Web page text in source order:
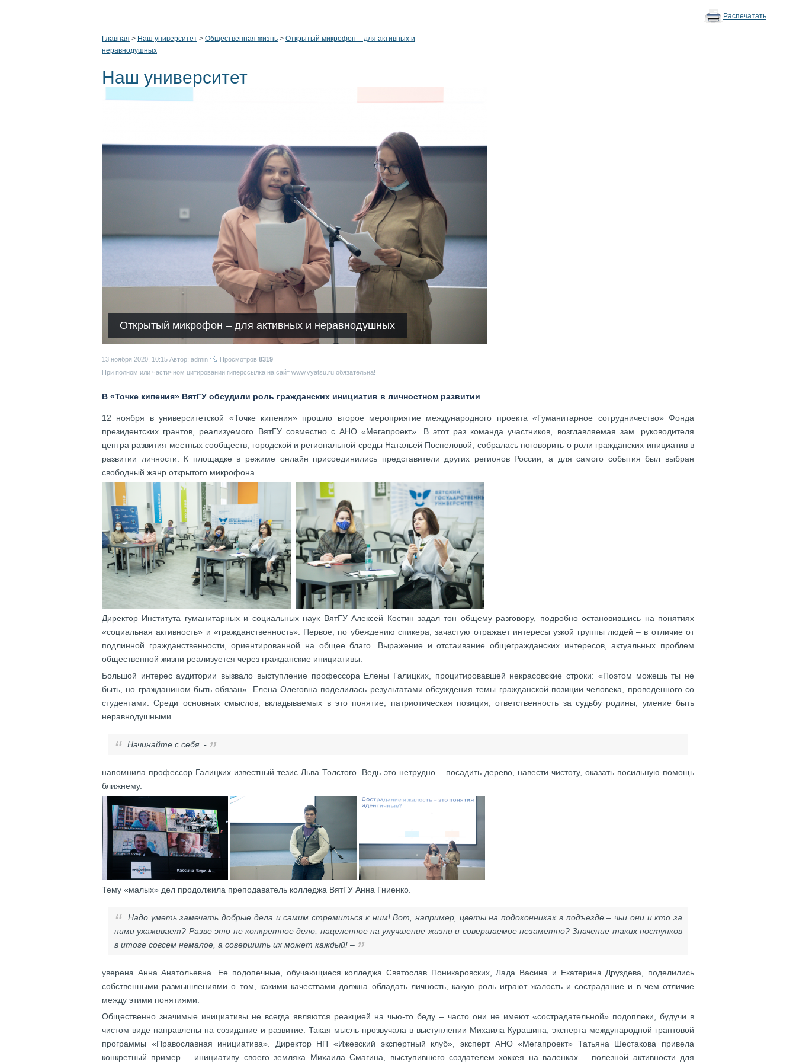
Распечатать
Главная > Наш университет > Общественная жизнь > Открытый микрофон – для активных и
неравнодушных
Наш университет
Открытый микрофон – для активных и неравнодушных
13 ноября 2020, 10:15 Автор: admin Просмотров 8319
При полном или частичном цитировании гиперссылка на сайт www.vyatsu.ru обязательна!
В «Точке кипения» ВятГУ обсудили роль гражданских инициатив в личностном развитии
12 ноября в университетской «Точке кипения» прошло второе мероприятие международного проекта «Гуманитарное сотрудничество» Фонда
президентских грантов, реализуемого ВятГУ совместно с АНО «Мегапроект». В этот раз команда участников, возглавляемая зам. руководителя
центра развития местных сообществ, городской и региональной среды Натальей Поспеловой, собралась поговорить о роли гражданских инициатив в
развитии личности. К площадке в режиме онлайн присоединились представители других регионов России, а для самого события был выбран
свободный жанр открытого микрофона.
Директор Института гуманитарных и социальных наук ВятГУ Алексей Костин задал тон общему разговору, подробно остановившись на понятиях
«социальная активность» и «гражданственность». Первое, по убеждению спикера, зачастую отражает интересы узкой группы людей – в отличие от
подлинной гражданственности, ориентированной на общее благо. Выражение и отстаивание общегражданских интересов, актуальных проблем
общественной жизни реализуется через гражданские инициативы.
Большой интерес аудитории вызвало выступление профессора Елены Галицких, процитировавшей некрасовские строки: «Поэтом можешь ты не
быть, но гражданином быть обязан». Елена Олеговна поделилась результатами обсуждения темы гражданской позиции человека, проведенного со
студентами. Среди основных смыслов, вкладываемых в это понятие, патриотическая позиция, ответственность за судьбу родины, умение быть
неравнодушными.
Начинайте с себя, -
напомнила профессор Галицких известный тезис Льва Толстого. Ведь это нетрудно – посадить дерево, навести чистоту, оказать посильную помощь
ближнему.
Тему «малых» дел продолжила преподаватель колледжа ВятГУ Анна Гниенко.
Надо уметь замечать добрые дела и самим стремиться к ним! Вот, например, цветы на подоконниках в подъезде – чьи они и кто за
ними ухаживает? Разве это не конкретное дело, нацеленное на улучшение жизни и совершаемое незаметно? Значение таких поступков
в итоге совсем немалое, а совершить их может каждый! –
уверена Анна Анатольевна. Ее подопечные, обучающиеся колледжа Святослав Поникаровских, Лада Васина и Екатерина Друздева, поделились
собственными размышлениями о том, какими качествами должна обладать личность, какую роль играют жалость и сострадание и в чем отличие
между этими понятиями.
Общественно значимые инициативы не всегда являются реакцией на чью-то беду – часто они не имеют «сострадательной» подоплеки, будучи в
чистом виде направлены на созидание и развитие. Такая мысль прозвучала в выступлении Михаила Курашина, эксперта международной грантовой
программы «Православная инициатива». Директор НП «Ижевский экспертный клуб», эксперт АНО «Мегапроект» Татьяна Шестакова привела
конкретный пример – инициативу своего земляка Михаила Смагина, выступившего создателем хоккея на валенках – полезной активности для